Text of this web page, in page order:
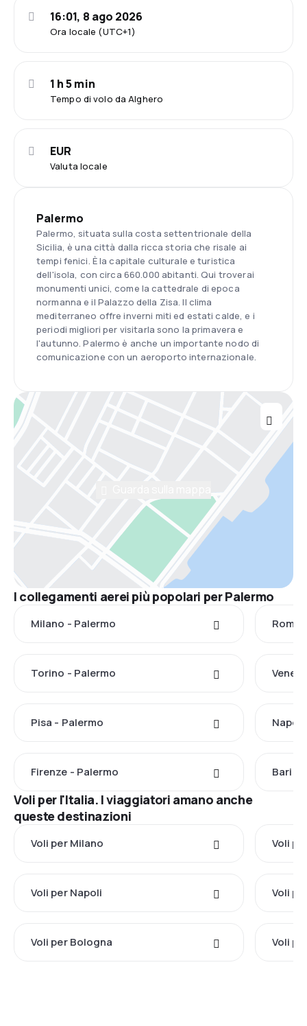
Ora locale (UTC+1)
16:01, 8 ago 2026
Tempo di volo da Alghero
1 h 5 min
Valuta locale
EUR
Palermo
Palermo, situata sulla costa settentrionale della
Sicilia, è una città dalla ricca storia che risale ai
tempi fenici. È la capitale culturale e turistica
dell'isola, con circa 660.000 abitanti. Qui troverai
monumenti unici, come la cattedrale di epoca
normanna e il Palazzo della Zisa. Il clima
mediterraneo offre inverni miti ed estati calde, e i
periodi migliori per visitarla sono la primavera e
l'autunno. Palermo è anche un importante nodo di
comunicazione con un aeroporto internazionale.
I collegamenti aerei più popolari per Palermo
Milano - Palermo Roma
Torino - Palermo
Pisa - Palermo
Firenze - Palermo Bari -
Voli per l'Italia. I viaggiatori amano anche
queste destinazioni
Voli per Milano Voli
Voli per Napoli Voli
Voli per Bologna Voli